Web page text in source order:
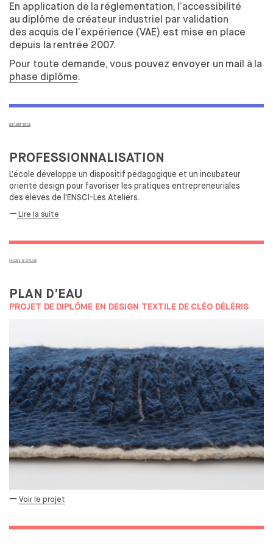
TAXE D'APPRENTISSAGE
INTERNATIONAL
OUVERTURE SUR LE MONDE
ÉCHANGES ACADÉMIQUES INTERNATIONAUX ENTRANTS
SORTANTS
ÉTABLI LE PODCAST DE L'ENSCI-LES
ATELIERS
En application de la réglementation, l’accessibilité
au diplôme de créateur industriel par validation
des acquis de l’expérience (VAE) est mise en place
depuis la rentrée 2007.
Pour toute demande, vous pouvez envoyer un mail à la
phase diplôme.
DESIGNER TEXTILE
PROFESSIONNALISATION
L’école développe un dispositif pédagogique et un incubateur
orienté design pour favoriser les pratiques entrepreneuriales
des élèves de l’ENSCI-Les Ateliers.
— Lire la suite
PROJETS DE DIPLOME
PLAN D’EAU
PROJET DE DIPLÔME EN DESIGN TEXTILE DE CLÉO DÉLÉRIS
— Voir le projet